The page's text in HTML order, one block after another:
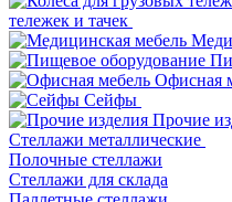
тележек и тачек
Офисная
Сейфы
Прочие
Стеллажи металлические
Полочные стеллажи
Стеллажи для склада